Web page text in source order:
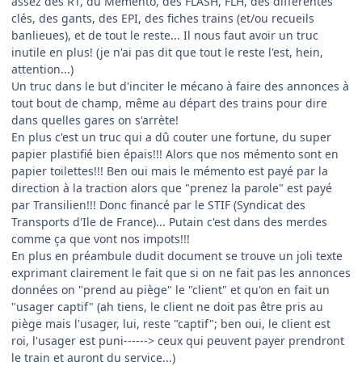
clés, des gants, des EPI, des fiches trains (et/ou recueils
banlieues), et de tout le reste... Il nous faut avoir un truc
inutile en plus! (je n'ai pas dit que tout le reste l'est, hein,
attention...)
Un truc dans le but d'inciter le mécano à faire des annonces à
tout bout de champ, même au départ des trains pour dire
dans quelles gares on s'arrète!
En plus c'est un truc qui a dû couter une fortune, du super
papier plastifié bien épais!!! Alors que nos mémento sont en
papier toilettes!!! Ben oui mais le mémento est payé par la
direction à la traction alors que "prenez la parole" est payé
par Transilien!!! Donc financé par le STIF (Syndicat des
Transports d'Ile de France)... Putain c'est dans des merdes
comme ça que vont nos impots!!!
En plus en préambule dudit document se trouve un joli texte
exprimant clairement le fait que si on ne fait pas les annonces
données on "prend au piège" le "client" et qu'on en fait un
"usager captif" (ah tiens, le client ne doit pas être pris au
piège mais l'usager, lui, reste "captif"; ben oui, le client est
roi, l'usager est puni------> ceux qui peuvent payer prendront
le train et auront du service...)